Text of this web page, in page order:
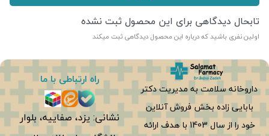
تابحال دیدگاهی برای این محصول ثبت نشده
اولین نفری باشید که درباره این محصول دیدگاهی ثبت میکند
داروخانه سلامت به مدیریت دکتر
بابایی زاده بخش فروش آنلاین
خود را از سال 1403 با هدف ارائه
راه ارتباطی با ما
نشانی: یزد، صفاییه، بلوار